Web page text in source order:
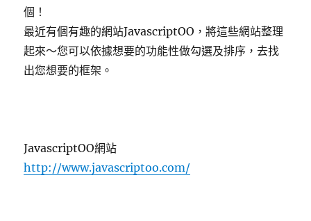
個！
最近有個有趣的網站JavascriptOO，將這些網站整理
起來～您可以依據想要的功能性做勾選及排序，去找
出您想要的框架。
JavascriptOO網站
http://www.javascriptoo.com/